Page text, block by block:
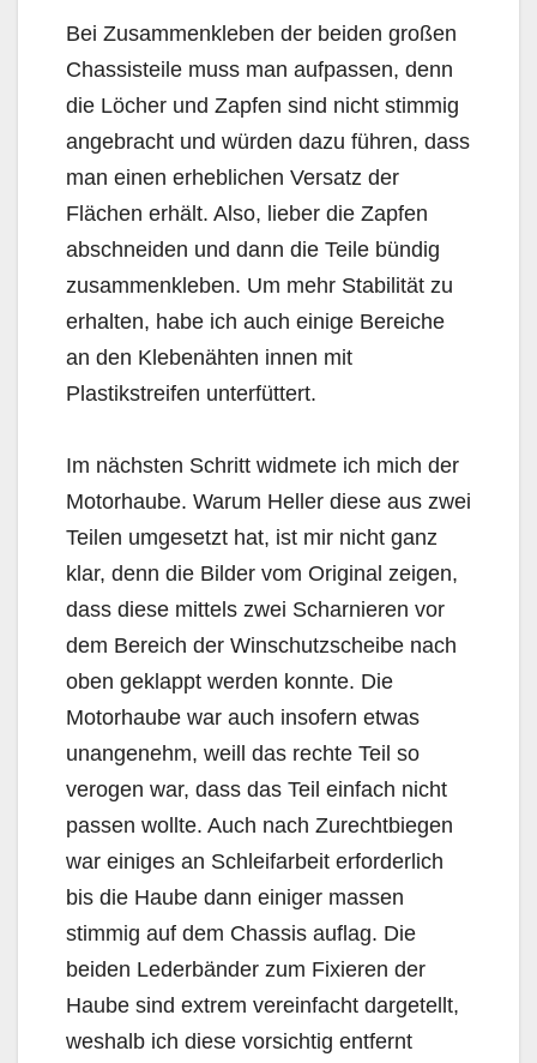
Bei Zusammenkleben der beiden großen
Chassisteile muss man aufpassen, denn
die Löcher und Zapfen sind nicht stimmig
angebracht und würden dazu führen, dass
man einen erheblichen Versatz der
Flächen erhält. Also, lieber die Zapfen
abschneiden und dann die Teile bündig
zusammenkleben. Um mehr Stabilität zu
erhalten, habe ich auch einige Bereiche
an den Klebenähten innen mit
Plastikstreifen unterfüttert.
Im nächsten Schritt widmete ich mich der
Motorhaube. Warum Heller diese aus zwei
Teilen umgesetzt hat, ist mir nicht ganz
klar, denn die Bilder vom Original zeigen,
dass diese mittels zwei Scharnieren vor
dem Bereich der Winschutzscheibe nach
oben geklappt werden konnte. Die
Motorhaube war auch insofern etwas
unangenehm, weill das rechte Teil so
verogen war, dass das Teil einfach nicht
passen wollte. Auch nach Zurechtbiegen
war einiges an Schleifarbeit erforderlich
bis die Haube dann einiger massen
stimmig auf dem Chassis auflag. Die
beiden Lederbänder zum Fixieren der
Haube sind extrem vereinfacht dargetellt,
weshalb ich diese vorsichtig entfernt